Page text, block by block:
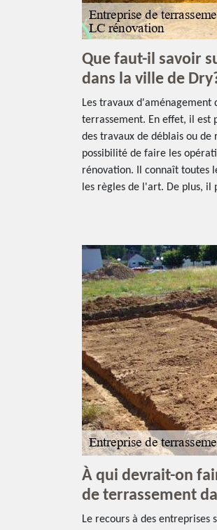
Que faut-il savoir
dans la ville de
Les travaux d'aménagement
terrassement. En effet, il est
des travaux de déblais ou
possibilité de faire les
rénovation. Il connaît toutes
les règles de l'art. De plus,
À qui devrait-on
de terrassement
Le recours à des